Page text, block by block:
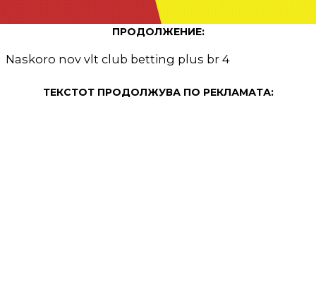
ПРОДОЛЖЕНИЕ:
Naskoro nov vlt club betting plus br 4
ТЕКСТОТ ПРОДОЛЖУВА ПО РЕКЛАМАТА: